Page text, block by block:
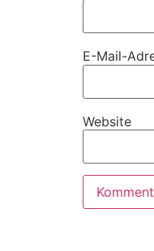
E-Mail-
Website